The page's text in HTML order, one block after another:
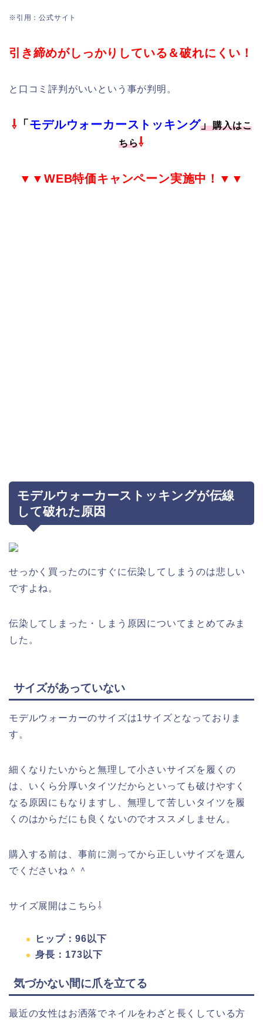
※引用：公式サイト
引き締めがしっかりしている＆破れにくい！
と口コミ評判がいいという事が判明。
⇩ 「 モデルウォーカーストッキング」購入はこ
ちら⇩
▼▼ WEB特価キャンペーン実施中！▼▼
モデルウォーカーストッキングが伝線
して破れた原因
せっかく買ったのにすぐに伝染してしまうのは悲しい
ですよね。
伝染してしまった・しまう原因についてまとめてみま
した。
サイズがあっていない
モデルウォーカーのサイズは1サイズとなっておりま
す。
細くなりたいからと無理して小さいサイズを履くの
は、いくら分厚いタイツだからといっても破けやすく
なる原因にもなりますし、無理して苦しいタイツを履
くのはからだにも良くないのでオススメしません。
購入する前は、事前に測ってから正しいサイズを選ん
でくださいね＾＾
サイズ展開はこちら⇩
ヒップ：96以下
身長：173以下
気づかない間に爪を立てる
最近の女性はお洒落でネイルをわざと長くしている方